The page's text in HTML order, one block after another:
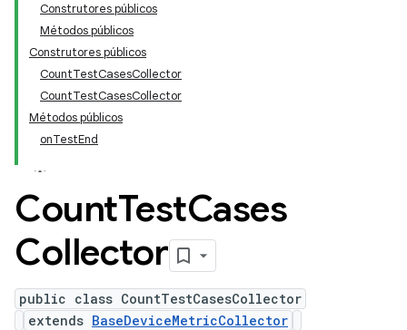
Construtores públicos
Métodos públicos
Construtores públicos
CountTestCasesCollector
CountTestCasesCollector
Métodos públicos
onTestEnd
CountTestCases
Collector
public class CountTestCasesCollector
extends BaseDeviceMetricCollector